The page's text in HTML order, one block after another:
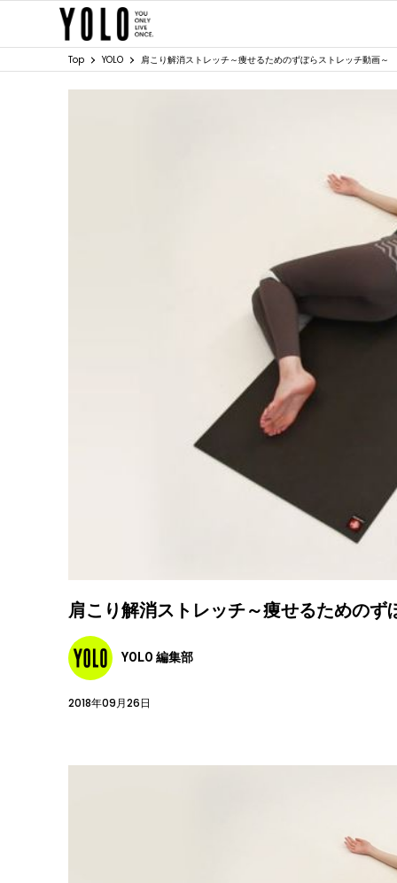
Top YOLO 肩こり解消ストレッチ～痩せるためのずぼらストレッチ動画～
肩こり解消ストレッチ～痩せるためのず
YOLO 編集部
2018年09月26日